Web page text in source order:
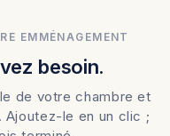
EMMÉNAGEMENT
besoin.
de votre chambre et
Ajoutez-le en un clic ;